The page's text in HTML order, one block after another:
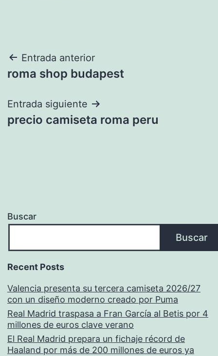
Navegación
de
entradas
Entrada anterior
roma shop budapest
Entrada siguiente
precio camiseta roma peru
Buscar
Buscar
Recent Posts
Valencia presenta su tercera camiseta 2026/27
con un diseño moderno creado por Puma
Real Madrid traspasa a Fran García al Betis por 4
millones de euros clave verano
El Real Madrid prepara un fichaje récord de
Haaland por más de 200 millones de euros ya